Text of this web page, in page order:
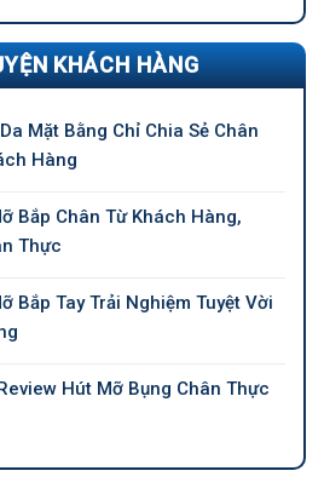
KHÁCH HÀNG
Mặt Bằng Chỉ Chia Sẻ Chân
Hàng
Bắp Chân Từ Khách Hàng,
Thực
Bắp Tay Trải Nghiệm Tuyệt Vời
Hút Mỡ Bụng Chân Thực